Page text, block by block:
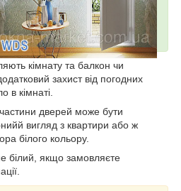
кімнату та балкон чи
захист від погодних
в кімнаті.
дверей може бути
вигляд з квартири або ж
білого кольору.
білий, якщо замовляєте